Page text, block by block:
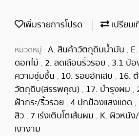
เพิ่มรายการโปรด เปรียบ
หมวดหมู่ : A. สินค้าวัตถุดิบน้ำมัน ,
ดอกไม้ , 2. ลดเลือนริ้วรอย , 3.1 ป้
ความชุ่มชื้น , 10. รอยอักเสบ , 16.
วัตถุดิบ(สรรพคุณ) , 17. บำรุงผม ,
ฝ้ากระ/ริ้วรอย , 4 ปกป้องแสงแดด ,
สิว , 7 เร่งเติบโตเส้นผม , K. ผิวหนัง
เงางาม